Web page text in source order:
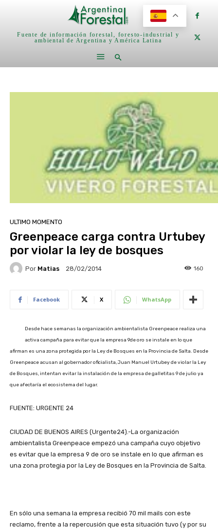
Fuente de información forestal, foresto-industrial y
ambiental de Argentina y América Latina
ULTIMO MOMENTO
Greenpeace carga contra Urtubey
por violar la ley de bosques
Por Matias 28/02/2014 160
Facebook X WhatsApp
Desde hace semanas la organización ambientalista Greenpeace realiza una
activa campaña para evitar que la empresa 9de oro se instale en lo que
afirman es una zona protegida por la Ley de Bosques en la Provincia de Salta. Desde
Greenpeace acusan al gobernador oficialista, Juan Manuel Urtubey de violar la Ley
de Bosques, intentan evitar la instalación de la empresa de galletitas 9 de julio ya
que afectaría el ecosistema del lugar.
FUENTE: URGENTE 24
CIUDAD DE BUENOS AIRES (Urgente24).-La organización
ambientalista Greenpeace empezó una campaña cuyo objetivo
es evitar que la empresa 9 de oro se instale en lo que afirman es
una zona protegia por la Ley de Bosques en la Provincia de Salta.
En sólo una semana la empresa recibió 70 mil mails con este
reclamo, frente a la repercusión que esta situación tuvo (y por su